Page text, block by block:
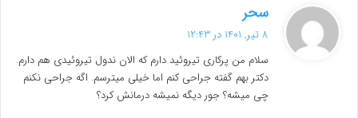
سحر
ف
:
8 تیر, 1401 در 12:43
سلام من پرکاری تیروئید دارم که الان ندول تیروئیدی هم دارم.
دکتر بهم گفته جراحی کنم اما خیلی میترسم. اگه جراحی نکنم
چی میشه؟ جور دیگه نمیشه درمانش کرد؟